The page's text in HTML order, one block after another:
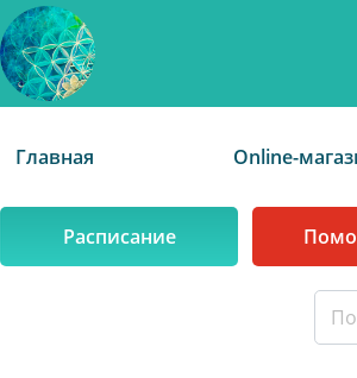
Главная Online-
Расписание